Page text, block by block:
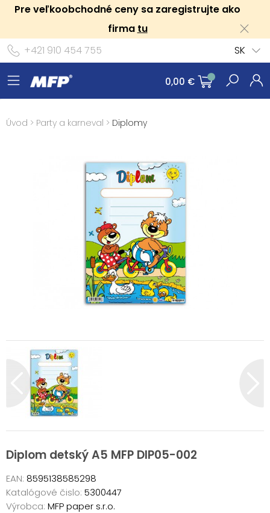
Pre veľkoobchodné ceny sa zaregistrujte ako
firma tu
+421 910 454 755
SK
0,00 €
Úvod > Party a karneval > Diplomy
Diplom detský A5 MFP DIP05-002
EAN: 8595138585298
Katalógové čislo: 5300447
Výrobca: MFP paper s.r.o.